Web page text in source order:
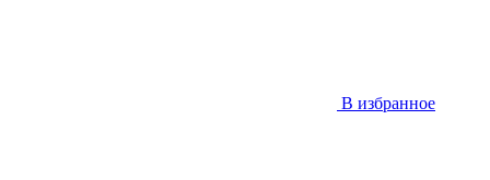
В избранное